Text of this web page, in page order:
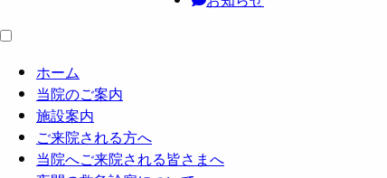
ホーム
当院のご案内
施設案内
ご来院される方へ
当院へご来院される皆さまへ